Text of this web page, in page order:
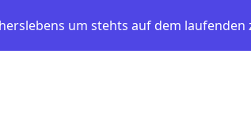
um stehts auf dem laufenden